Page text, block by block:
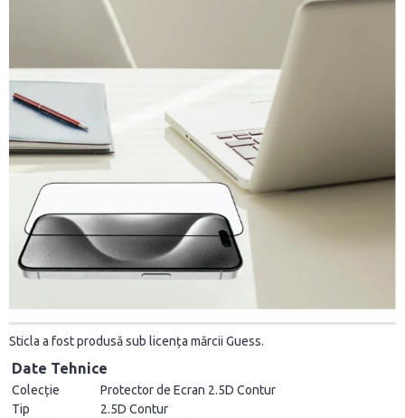
Sticla a fost produsă sub licența mărcii Guess.
Date Tehnice
Colecție
Protector de Ecran 2.5D Contur
Tip
2.5D Contur